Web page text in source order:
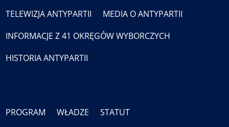
TELEWIZJA ANTYPARTII
MEDIA O ANTYPARTII
INFORMACJE Z 41 OKRĘGÓW WYBORCZYCH
HISTORIA ANTYPARTII
PROGRAM WŁADZE
STATUT